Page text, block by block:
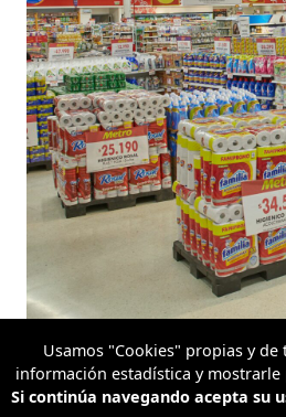
Metro Alquería
Más variedad para
Usamos "Cookies" propias y
información estadística y
Si continúa navegando acepta su